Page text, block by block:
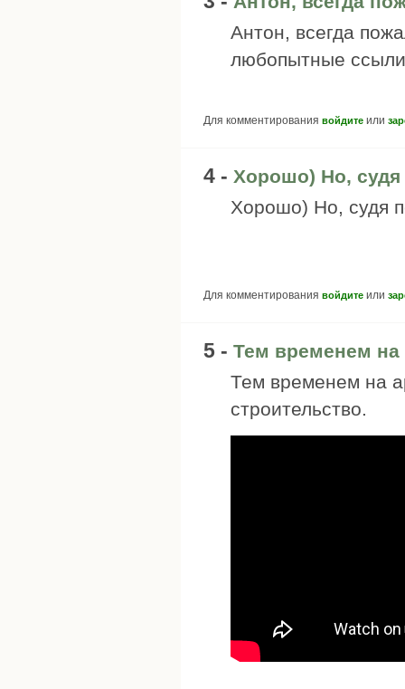
Антон, всегда
любопытные
Для комментирования войдите или
4 - Хорошо) Но, судя
Хорошо) Но, судя
Для комментирования войдите или
5 - Тем временем на
Тем временем на
строительство.